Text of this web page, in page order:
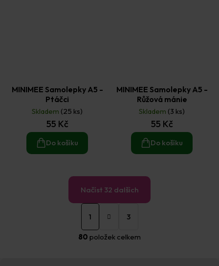
MINIMEE Samolepky A5 -
Ptáčci
Skladem (25 ks)
55 Kč
Do košíku
MINIMEE Samolepky A5 -
Růžová mánie
Skladem (3 ks)
55 Kč
Do košíku
O
á
Načíst 32 dalších
S
t
n
1 3
80 položek celkem